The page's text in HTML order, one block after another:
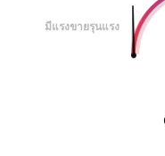
มีแรงขายรุนแรง